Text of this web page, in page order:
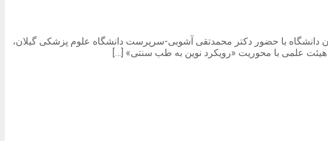
دانشگاه با حضور دکتر محمدتقی آشوبی-سرپرست دانشگاه علوم پزشکی گیلان،
هیئت علمی با محوریت «رویکرد نوین به طب سنتی» […]